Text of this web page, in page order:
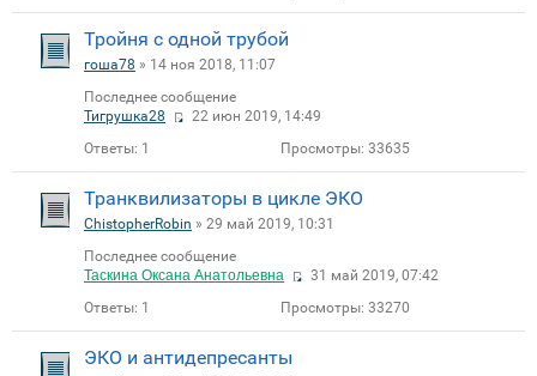
Тройня с одной трубой
гоша78 » 14 ноя 2018, 11:07
Последнее сообщение
Тигрушка28
22 июн 2019, 14:49
Ответы: 1 Просмотры: 33635
Транквилизаторы в цикле ЭКО
ChistopherRobin » 29 май 2019, 10:31
Последнее сообщение
Таскина Оксана Анатольевна
31 май 2019, 07:42
Ответы: 1 Просмотры: 33270
ЭКО и антидепресанты